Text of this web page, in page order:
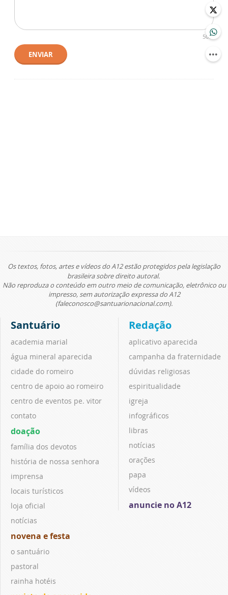
500
ENVIAR
Os textos, fotos, artes e vídeos do A12 estão protegidos pela legislação
brasileira sobre direito autoral.
Não reproduza o conteúdo em outro meio de comunicação, eletrônico ou
impresso, sem autorização expressa do A12
(faleconosco@santuarionacional.com).
Santuário
academia marial
água mineral aparecida
cidade do romeiro
centro de apoio ao romeiro
centro de eventos pe. vitor
contato
doação
família dos devotos
história de nossa senhora
imprensa
locais turísticos
loja oficial
notícias
novena e festa
o santuário
pastoral
rainha hotéis
Redação
aplicativo aparecida
campanha da fraternidade
dúvidas religiosas
espiritualidade
igreja
infográficos
libras
notícias
orações
papa
vídeos
anuncie no A12